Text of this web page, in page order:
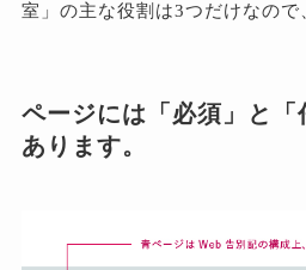
室」の主な役割は3つだけなので
ページには「必須」と
あります。